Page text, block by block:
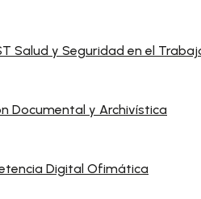
Salud y Seguridad en el
Documental y Archivística
Digital Ofimática